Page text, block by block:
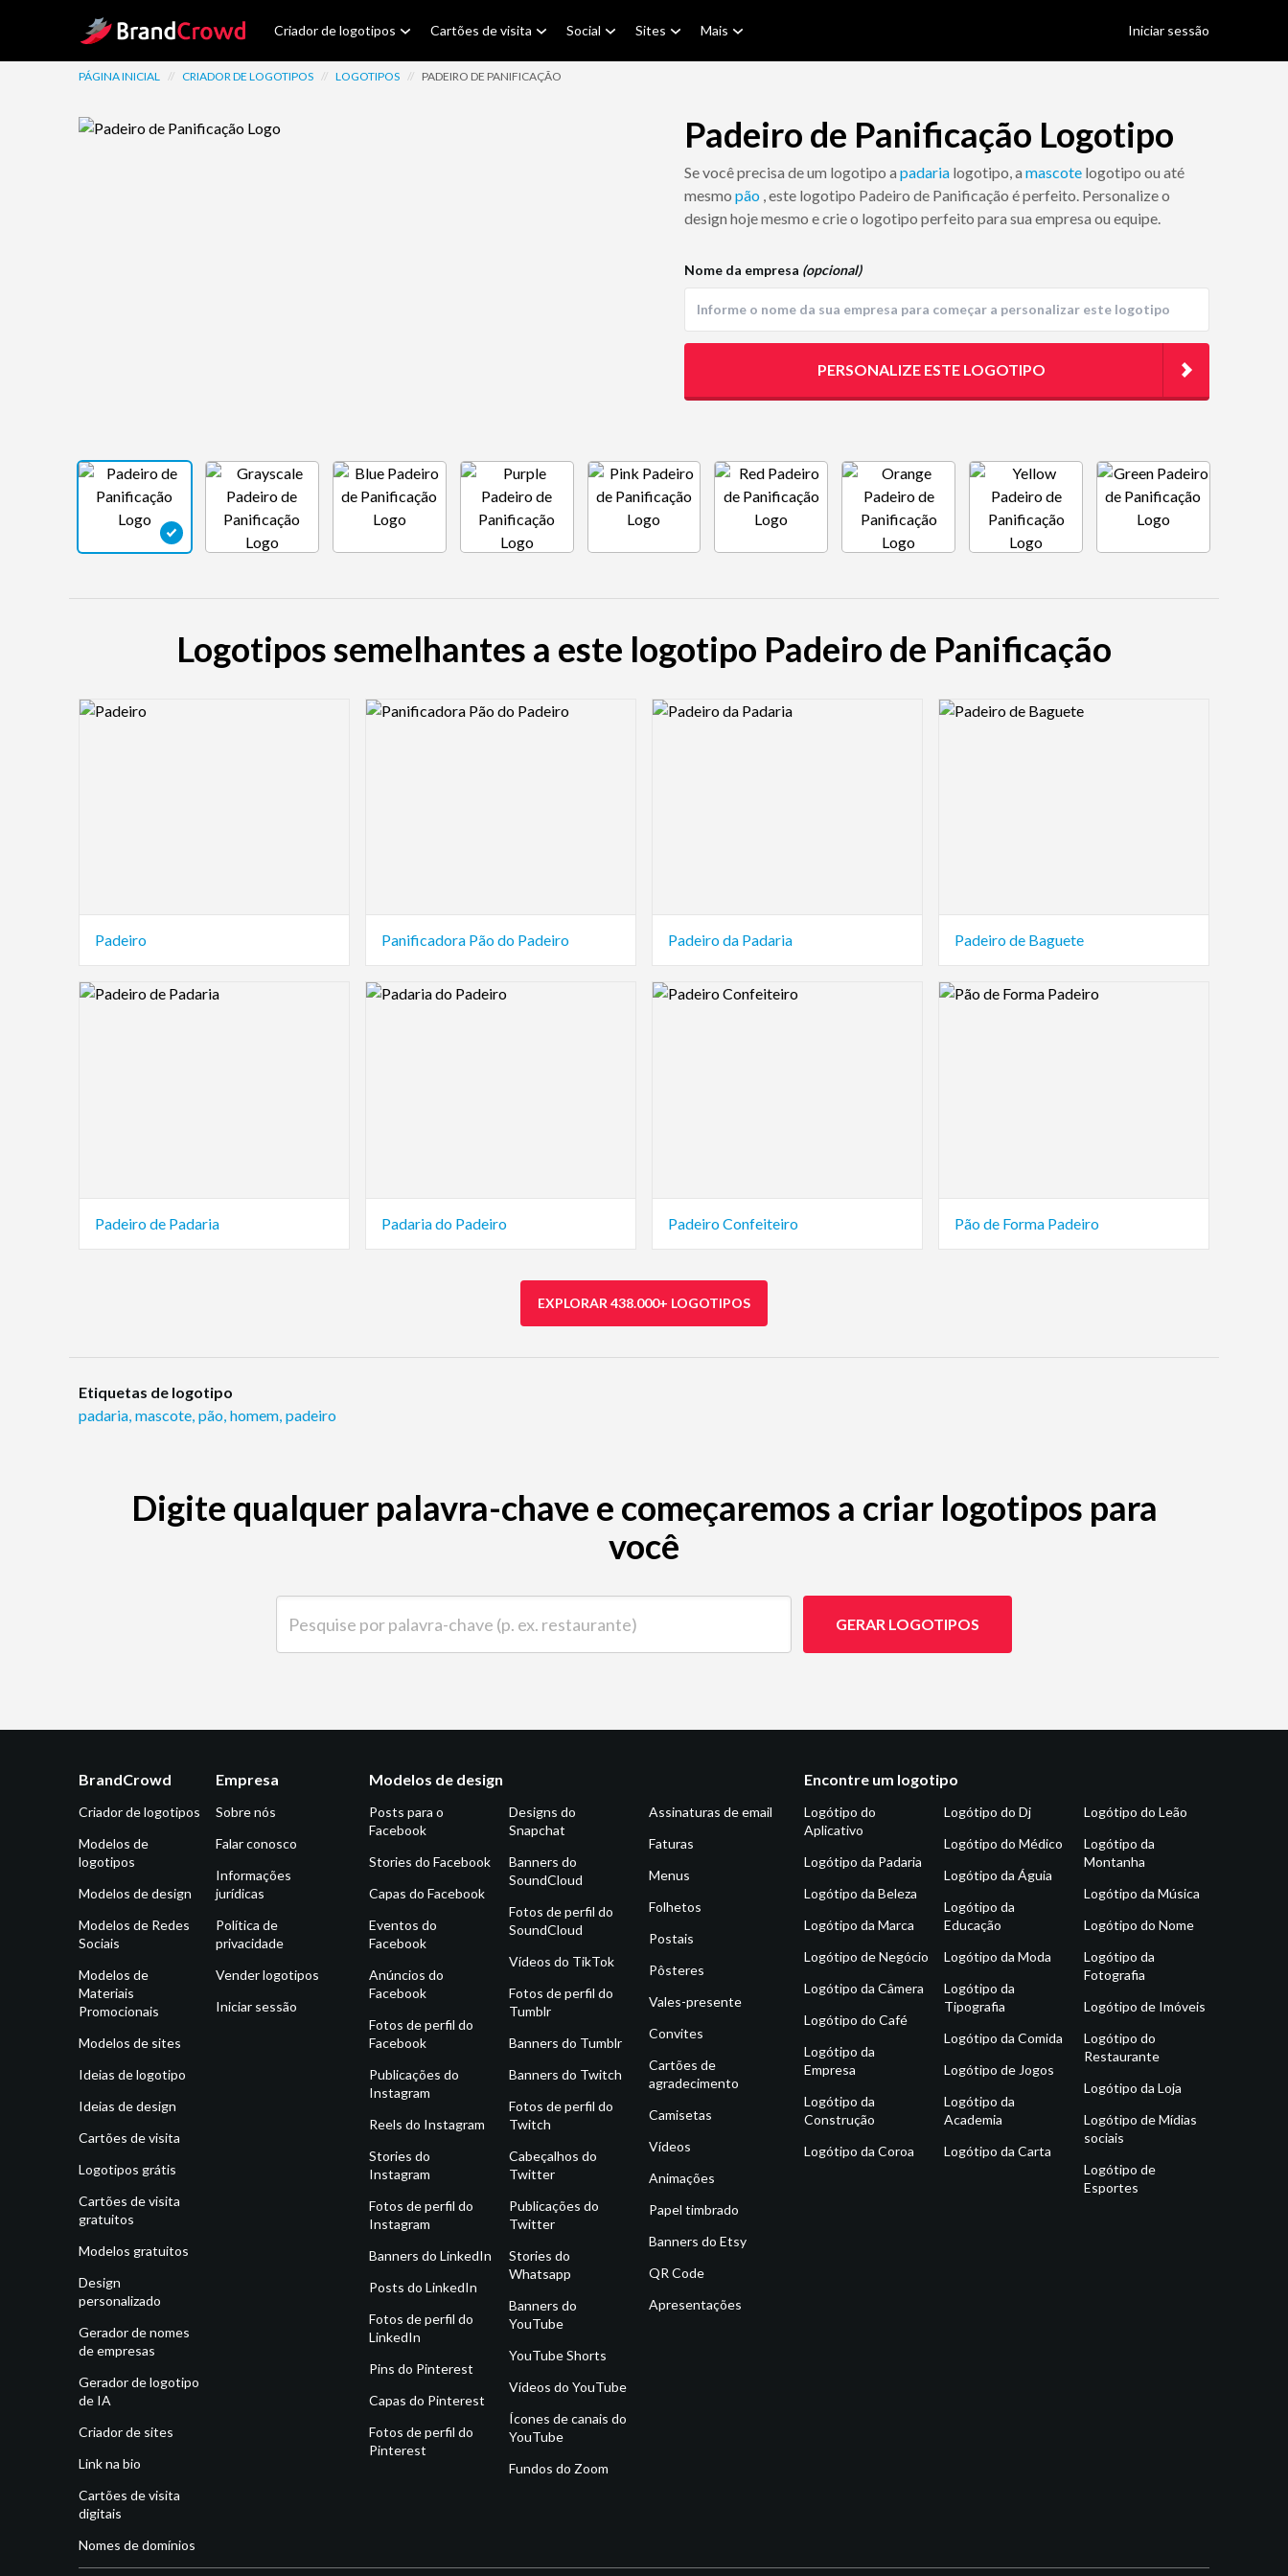
Site Logo Criador de logotipos Cartões de visita Social Sites Mais Iniciar sessão
PÁGINA INICIAL // CRIADOR DE LOGOTIPOS // LOGOTIPOS // PADEIRO DE PANIFICAÇÃO
Padeiro de Panificação Logotipo
Se você precisa de um logotipo a padaria logotipo, a mascote logotipo ou até
mesmo pão , este logotipo Padeiro de Panificação é perfeito. Personalize o
design hoje mesmo e crie o logotipo perfeito para sua empresa ou equipe.
Nome da empresa (opcional)
PERSONALIZE ESTE LOGOTIPO
Logotipos semelhantes a este logotipo Padeiro de Panificação
Logo Preview Image
Padeiro
Logo Preview Image
Panificadora Pão do Padeiro
Logo Preview Image
Padeiro da Padaria
Logo Preview Image
Padeiro de Baguete
Logo Preview Image
Padeiro de Padaria
Logo Preview Image
Padaria do Padeiro
Logo Preview Image
Padeiro Confeiteiro
Logo Preview Image
Pão de Forma Padeiro
EXPLORAR 438.000+ LOGOTIPOS
Etiquetas de logotipo
padaria, mascote, pão, homem, padeiro
Digite qualquer palavra-chave e começaremos a criar logotipos para
você
GERAR LOGOTIPOS
BrandCrowd
Criador de logotipos
Modelos de
logotipos
Modelos de design
Modelos de Redes
Sociais
Modelos de
Materiais
Promocionais
Modelos de sites
Ideias de logotipo
Ideias de design
Cartões de visita
Logotipos grátis
Cartões de visita
gratuitos
Modelos gratuitos
Design
personalizado
Gerador de nomes
de empresas
Gerador de logotipo
de IA
Criador de sites
Link na bio
Cartões de visita
digitais
Nomes de domínios
Empresa
Sobre nós
Falar conosco
Informações
jurídicas
Política de
privacidade
Vender logotipos
Iniciar sessão
Modelos de design
Posts para o
Facebook
Stories do Facebook
Capas do Facebook
Eventos do
Facebook
Anúncios do
Facebook
Fotos de perfil do
Facebook
Publicações do
Instagram
Reels do Instagram
Stories do
Instagram
Fotos de perfil do
Instagram
Banners do LinkedIn
Posts do LinkedIn
Fotos de perfil do
LinkedIn
Pins do Pinterest
Capas do Pinterest
Fotos de perfil do
Pinterest
Designs do
Snapchat
Banners do
SoundCloud
Fotos de perfil do
SoundCloud
Vídeos do TikTok
Fotos de perfil do
Tumblr
Banners do Tumblr
Banners do Twitch
Fotos de perfil do
Twitch
Cabeçalhos do
Twitter
Publicações do
Twitter
Stories do
Whatsapp
Banners do
YouTube
YouTube Shorts
Vídeos do YouTube
Ícones de canais do
YouTube
Fundos do Zoom
Assinaturas de email
Faturas
Menus
Folhetos
Postais
Pôsteres
Vales-presente
Convites
Cartões de
agradecimento
Camisetas
Vídeos
Animações
Papel timbrado
Banners do Etsy
QR Code
Apresentações
Encontre um logotipo
Logótipo do
Aplicativo
Logótipo da Padaria
Logótipo da Beleza
Logótipo da Marca
Logótipo de Negócio
Logótipo da Câmera
Logótipo do Café
Logótipo da
Empresa
Logótipo da
Construção
Logótipo da Coroa
Logótipo do Dj
Logótipo do Médico
Logótipo da Águia
Logótipo da
Educação
Logótipo da Moda
Logótipo da
Tipografia
Logótipo da Comida
Logótipo de Jogos
Logótipo da
Academia
Logótipo da Carta
Logótipo do Leão
Logótipo da
Montanha
Logótipo da Música
Logótipo do Nome
Logótipo da
Fotografia
Logótipo de Imóveis
Logótipo do
Restaurante
Logótipo da Loja
Logótipo de Mídias
sociais
Logótipo de
Esportes